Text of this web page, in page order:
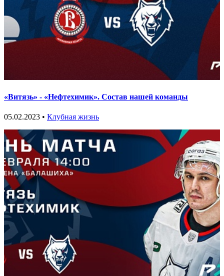
«Витязь» - «Нефтехимик». Состав нашей команды
05.02.2023 • Клубная жизнь